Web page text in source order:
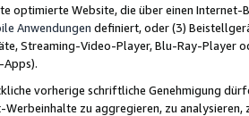
optimierte Website, die über einen
Anwendungen definiert, oder (3)
Streaming-Video-Player, Blu-Ray-Player
vorherige schriftliche Genehmigung
zu aggregieren, zu